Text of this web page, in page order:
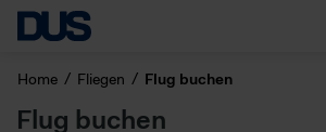
Home Fliegen Flug buchen
Flug buchen